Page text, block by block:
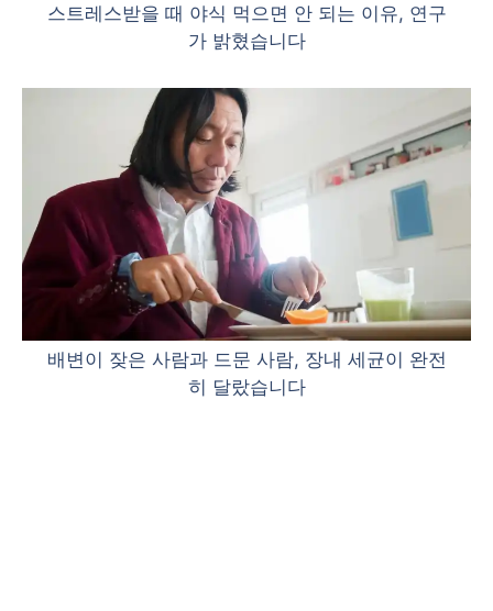
스트레스받을 때 야식 먹으면 안 되는 이유, 연구
가 밝혔습니다
배변이 잦은 사람과 드문 사람, 장내 세균이 완전
히 달랐습니다